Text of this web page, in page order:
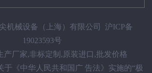
机械设备（上海）有限公司 沪ICP备
19023593号
产厂家,非标定制,原装进口,批发价格
于《中华人民共和国广 告法》实施的“极